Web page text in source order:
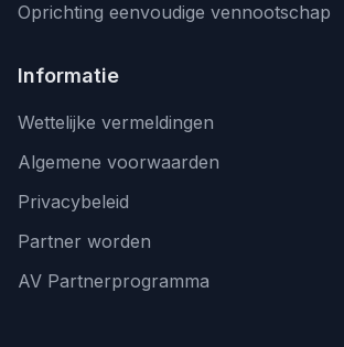
Oprichting eenvoudige vennootschap
Informatie
Wettelijke vermeldingen
Algemene voorwaarden
Privacybeleid
Partner worden
AV Partnerprogramma